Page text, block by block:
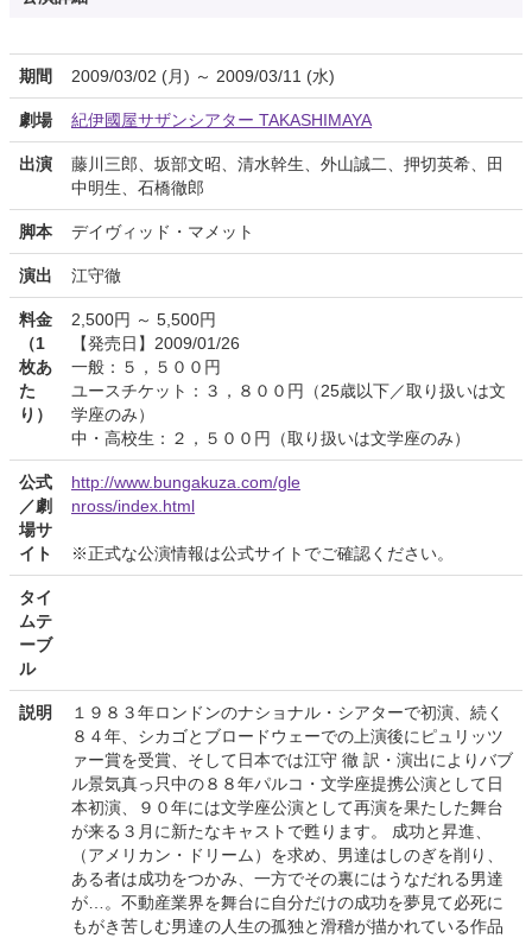
期間 2009/03/02 (月) ～ 2009/03/11 (水)
劇場 紀伊國屋サザンシアター TAKASHIMAYA
出演
藤川三郎、坂部文昭、清水幹生、外山誠二、押切英希、田
中明生、石橋徹郎
脚本 デイヴィッド・マメット
演出 江守徹
料金
（1
枚あ
た
り）
2,500円 ～ 5,500円
【発売日】2009/01/26
一般：５，５００円
ユースチケット：３，８００円（25歳以下／取り扱いは文
学座のみ）
中・高校生：２，５００円（取り扱いは文学座のみ）
公式
／劇
場サ
イト
http://www.bungakuza.com/gle
nross/index.html
※正式な公演情報は公式サイトでご確認ください。
タイ
ムテ
ーブ
ル
説明
１９８３年ロンドンのナショナル・シアターで初演、続く
８４年、シカゴとブロードウェーでの上演後にピュリッツ
ァー賞を受賞、そして日本では江守 徹 訳・演出によりバブ
ル景気真っ只中の８８年パルコ・文学座提携公演として日
本初演、９０年には文学座公演として再演を果たした舞台
が来る３月に新たなキャストで甦ります。 成功と昇進、
（アメリカン・ドリーム）を求め、男達はしのぎを削り、
ある者は成功をつかみ、一方でその裏にはうなだれる男達
が…。不動産業界を舞台に自分だけの成功を夢見て必死に
もがき苦しむ男達の人生の孤独と滑稽が描かれている作品